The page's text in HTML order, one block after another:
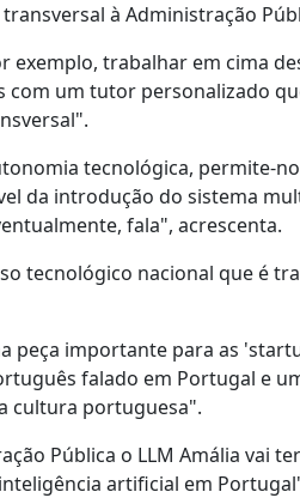
à Administração
exemplo, trabalhar em cima
com um tutor personalizado
tecnológica, permite-
da introdução do sistema
fala", acrescenta.
tecnológico nacional que é
peça importante para as
falado em Portugal e
cultura portuguesa".
Pública o LLM Amália vai
artificial em